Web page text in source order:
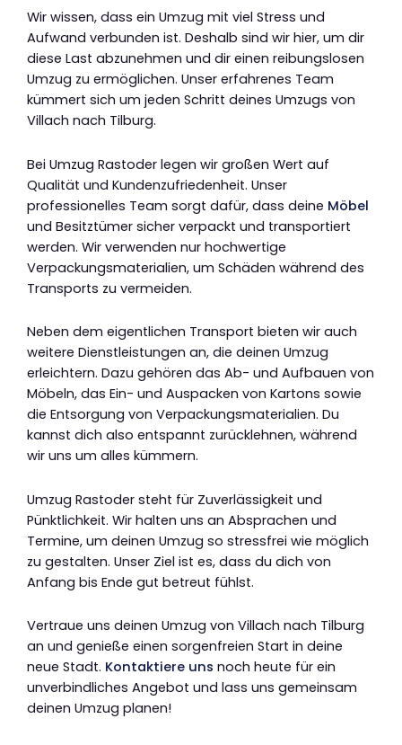
Wir wissen, dass ein Umzug mit viel Stress und
Aufwand verbunden ist. Deshalb sind wir hier, um dir
diese Last abzunehmen und dir einen reibungslosen
Umzug zu ermöglichen. Unser erfahrenes Team
kümmert sich um jeden Schritt deines Umzugs von
Villach nach Tilburg.
Bei Umzug Rastoder legen wir großen Wert auf
Qualität und Kundenzufriedenheit. Unser
professionelles Team sorgt dafür, dass deine Möbel
und Besitztümer sicher verpackt und transportiert
werden. Wir verwenden nur hochwertige
Verpackungsmaterialien, um Schäden während des
Transports zu vermeiden.
Neben dem eigentlichen Transport bieten wir auch
weitere Dienstleistungen an, die deinen Umzug
erleichtern. Dazu gehören das Ab- und Aufbauen von
Möbeln, das Ein- und Auspacken von Kartons sowie
die Entsorgung von Verpackungsmaterialien. Du
kannst dich also entspannt zurücklehnen, während
wir uns um alles kümmern.
Umzug Rastoder steht für Zuverlässigkeit und
Pünktlichkeit. Wir halten uns an Absprachen und
Termine, um deinen Umzug so stressfrei wie möglich
zu gestalten. Unser Ziel ist es, dass du dich von
Anfang bis Ende gut betreut fühlst.
Vertraue uns deinen Umzug von Villach nach Tilburg
an und genieße einen sorgenfreien Start in deine
neue Stadt. Kontaktiere uns noch heute für ein
unverbindliches Angebot und lass uns gemeinsam
deinen Umzug planen!